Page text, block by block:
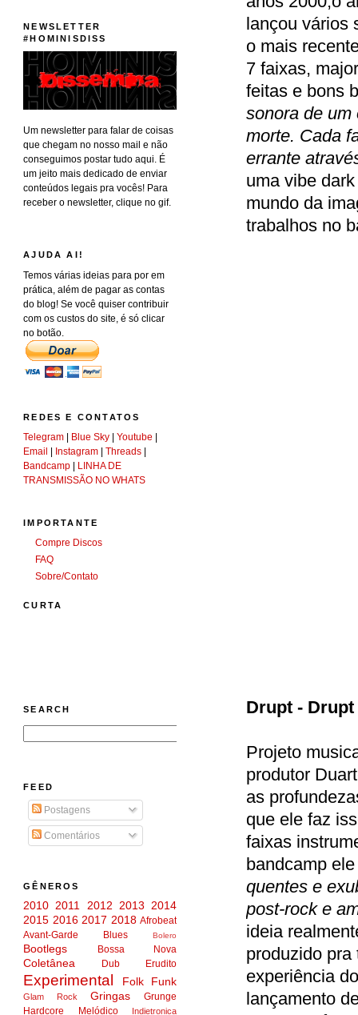
lançou
o mais
7 faixas,
feitas e bons
sonora de um
morte. Cada
errante
uma vibe
mundo da
trabalhos no
Drupt -
Projeto
produtor
as
que ele faz
faixas
bandcamp
quentes e
post-rock e
ideia
produzido
experiência
lançamento
NEWSLETTER
#HOMINISDISS
Um newsletter para falar de coisas
que chegam no nosso mail e não
conseguimos postar tudo aqui. É
um jeito mais dedicado de enviar
conteúdos legais pra vocês! Para
receber o newsletter, clique no gif.
AJUDA AI!
Temos várias ideias para por em
prática, além de pagar as contas
do blog! Se você quiser contribuir
com os custos do site, é só clicar
no botão.
REDES E CONTATOS
Telegram | Blue Sky |Youtube |
Email | Instagram |Threads |
Bandcamp | LINHA DE
TRANSMISSÃO NO WHATS
IMPORTANTE
Compre Discos
FAQ
Sobre/Contato
CURTA
SEARCH
FEED
Postagens
Comentários
GÊNEROS
2010 2011 2012 2013 2014
2015 2016 2017 2018 Afrobeat
Avant-Garde
Blues Bolero
Bootlegs Bossa Nova
Coletânea Dub Erudito
Experimental Folk Funk
Glam Rock Gringas
Grunge
Hardcore Melódico
Indietronica